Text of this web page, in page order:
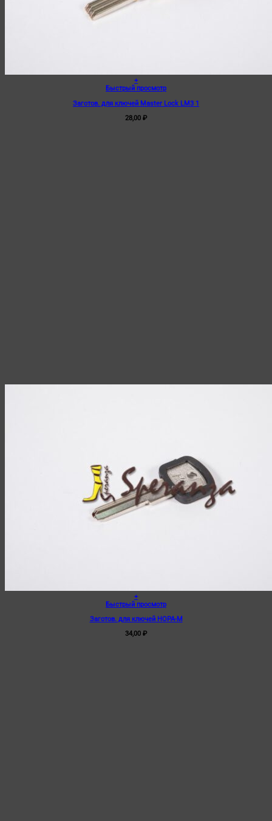
+
Быстрый просмотр
Заготов. для ключей Master Lock LM3 1
28,00 ₽
+
Быстрый просмотр
Заготов. для ключей HOPA-M
34,00 ₽